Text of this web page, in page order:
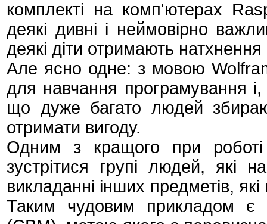
комплекті на комп'ютерах
деякі дивні і неймовірно
деякі діти отримають натхнення
Але ясно одне: з мовою
для навчання програмування
що дуже багато людей
отримати вигоду.
Одним з кращого при
зустрітися групі людей, які
викладанні інших предметів,
Таким чудовим прикладом